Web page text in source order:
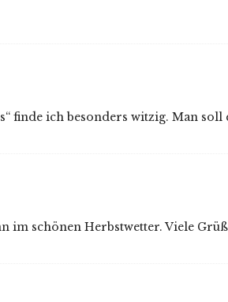
finde ich besonders witzig. Man
im schönen Herbstwetter. Viele